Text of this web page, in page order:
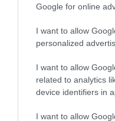
Google for online
I want to allow
personalized
I want to allow
related to analytics
device identifiers in
I want to allow
mennyiségű,
segítségével, ahogy
tanulmányukban,
rejtély végére.
(Futurism)